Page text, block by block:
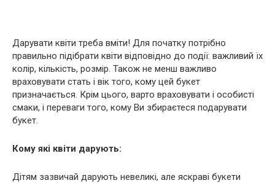
Дарувати квіти треба вміти! Для початку потрібно
правильно підібрати квіти відповідно до події: важливий їх
колір, кількість, розмір. Також не менш важливо
враховувати стать і вік того, кому цей букет
призначається. Крім цього, варто враховувати і особисті
смаки, і переваги того, кому Ви збираєтеся подарувати
букет.
Кому які квіти дарують:
Дітям зазвичай дарують невеликі, але яскраві букети